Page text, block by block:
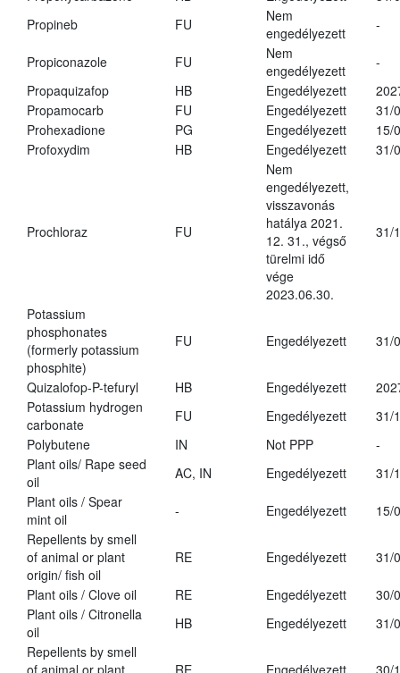
Propineb
FU
Nem
engedélyezett
-
Propiconazole FU
Nem
engedélyezett
-
Propaquizafop
HB Engedélyezett
Propamocarb
FU Engedélyezett
31/
Prohexadione
PG Engedélyezett
15/
Profoxydim
HB Engedélyezett 31/
Prochloraz FU
Nem
engedélyezett,
visszavonás
hatálya 2021.
12. 31., végső
türelmi idő
vége
2023.06.30.
31/
Potassium
phosphonates
(formerly potassium
phosphite)
FU Engedélyezett 31/
Quizalofop-P-tefuryl HB Engedélyezett
Potassium hydrogen
carbonate
FU Engedélyezett
31/
Polybutene
IN Not PPP
-
Plant oils/ Rape seed
oil
AC, IN Engedélyezett
31/
Plant oils / Spear
mint oil
- Engedélyezett
15/
Repellents by smell
of animal or plant
origin/ fish oil
RE Engedélyezett 31/
Plant oils / Clove oil RE Engedélyezett
30/
Plant oils / Citronella
oil
HB Engedélyezett
31/
Repellents by smell